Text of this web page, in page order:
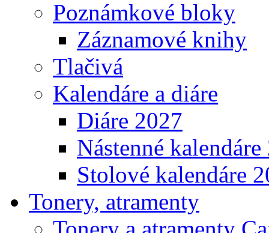
Poznámkové bloky
Záznamové knihy
Tlačivá
Kalendáre a diáre
Diáre 2027
Nástenné
Stolové kalendáre
Tonery, atramenty